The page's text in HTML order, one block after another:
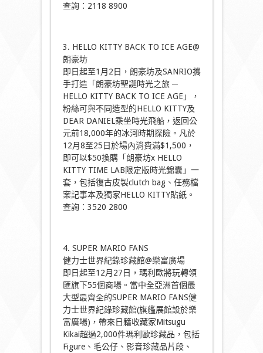
查詢：2118 8900
3. HELLO KITTY BACK TO ICE AGE@
朗豪坊
即日起至1月2日，朗豪坊及SANRIO攜
手打造「朗豪坊聖誕時光之旅 ─
HELLO KITTY BACK TO ICE AGE」，
粉絲可與不同造型的HELLO KITTY及
DEAR DANIEL乘坐時光飛船，返回公
元前18,000年的冰河時期探險。凡於
12月8至25日於場內消費滿$1,500，
即可以$50換購「朗豪坊x HELLO
KITTY TIME LAB限定版時光錦囊」一
套，包括復古皮製clutch bag、任務檔
案記事本及獨家HELLO KITTY貼紙。
查詢：3520 2800
4. SUPER MARIO FANS
健力士世界紀錄珍藏館@樂富廣場
即日起至12月27日，瑪利歐將玩轉領
匯旗下55個商場。當中全亞洲首個最
大型最齊全的SUPER MARIO FANS健
力士世界紀錄珍藏館(旗艦展館設於樂
富廣場)，帶來日籍收藏家Mitsugu
Kikai超過2,000件瑪利歐珍藏品，包括
Figure、毛公仔、影音珍藏品片段、